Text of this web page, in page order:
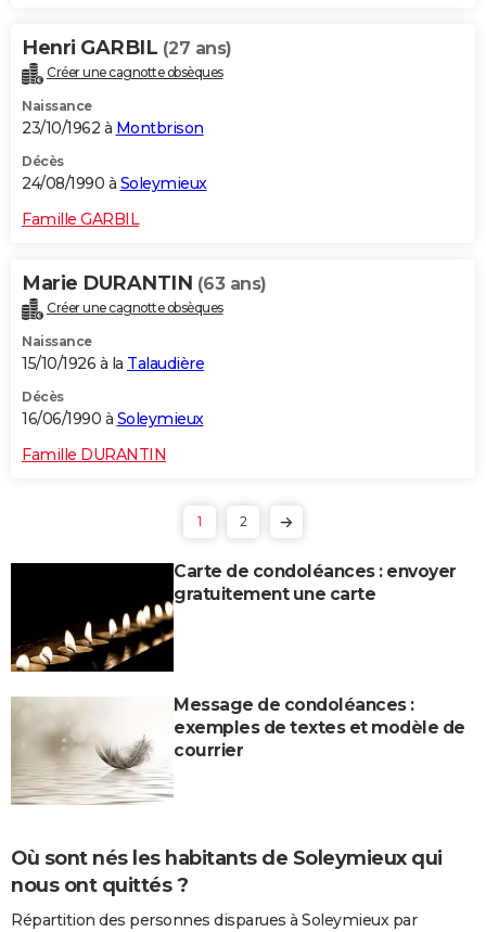
Henri GARBIL (27 ans)
Créer une cagnotte obsèques
Naissance
23/10/1962 à Montbrison
Décès
24/08/1990 à Soleymieux
Famille GARBIL
Marie DURANTIN (63 ans)
Créer une cagnotte obsèques
Naissance
15/10/1926 à la Talaudière
Décès
16/06/1990 à Soleymieux
Famille DURANTIN
1 2
Carte de condoléances : envoyer
gratuitement une carte
Message de condoléances :
exemples de textes et modèle de
courrier
Où sont nés les habitants de Soleymieux qui
nous ont quittés ?
Répartition des personnes disparues à Soleymieux par